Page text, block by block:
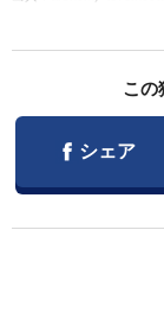
この
Facebook
シェア